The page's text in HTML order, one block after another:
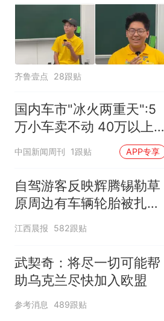
齐鲁壹点 28跟贴
国内车市"冰火两重天":5
万小车卖不动 40万以上
的抢购
中国新闻周刊 1跟贴 APP专享
自驾游客反映辉腾锡勒草
原周边有车辆轮胎被扎，
修理店铺换胎价格高达千
江西晨报 582跟贴
武契奇：将尽一切可能帮
助乌克兰尽快加入欧盟
参考消息 489跟贴